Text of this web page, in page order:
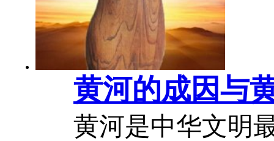
以极大的包容、
黄河的成因与
黄河是中华文明